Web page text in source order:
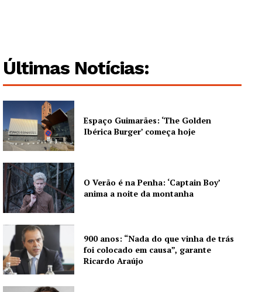
Últimas Notícias:
Espaço Guimarães: ‘The Golden
Ibérica Burger’ começa hoje
O Verão é na Penha: ‘Captain Boy’
anima a noite da montanha
900 anos: “Nada do que vinha de trás
foi colocado em causa”, garante
Ricardo Araújo